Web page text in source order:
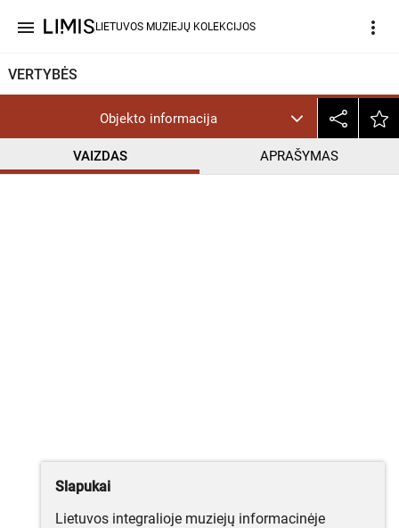
menu LIETUVOS MUZIEJŲ KOLEKCIJOS more_vert
VERTYBĖS
Objekto informacija
VAIZDAS APRAŠYMAS
Slapukai
Lietuvos integralioje muziejų informacinėje